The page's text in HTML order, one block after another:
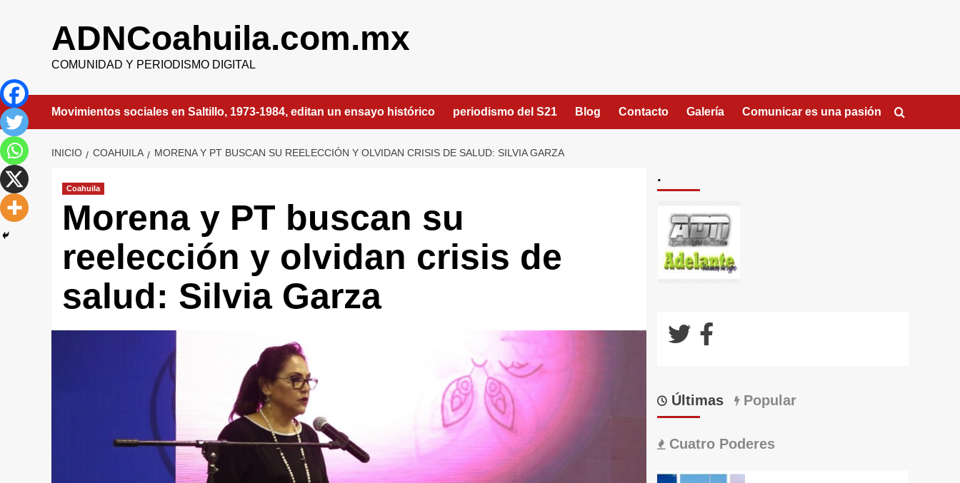
ADNCoahuila.com.mx
COMUNIDAD Y PERIODISMO DIGITAL
Movimientos sociales en Saltillo, 1973-1984, editan un ensayo histórico periodismo del S21 Blog Contacto Galería Comunicar es una pasión
INICIO COAHUILA MORENA Y PT BUSCAN SU REELECCIÓN Y OLVIDAN CRISIS DE SALUD: SILVIA GARZA
Coahuila
Morena y PT buscan su
reelección y olvidan crisis de
salud: Silvia Garza
.
Últimas Popular
Cuatro Poderes